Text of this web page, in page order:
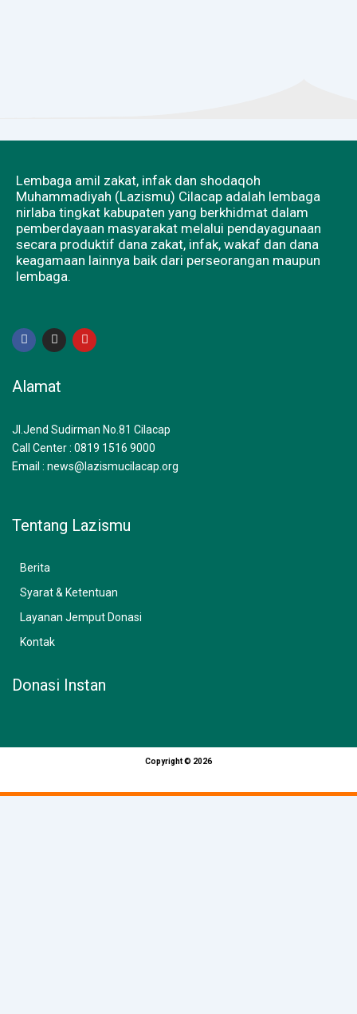
Lembaga amil zakat, infak dan shodaqoh
Muhammadiyah (Lazismu) Cilacap adalah lembaga
nirlaba tingkat kabupaten yang berkhidmat dalam
pemberdayaan masyarakat melalui pendayagunaan
secara produktif dana zakat, infak, wakaf dan dana
keagamaan lainnya baik dari perseorangan maupun
lembaga.
F
a
c
o
I
n
s
g
m
Y
o
u
Alamat
Jl.Jend Sudirman No.81 Cilacap
Call Center : 0819 1516 9000
Email : news@lazismucilacap.org
Tentang Lazismu
Berita
Syarat & Ketentuan
Layanan Jemput Donasi
Kontak
Donasi Instan
Copyright © 2026